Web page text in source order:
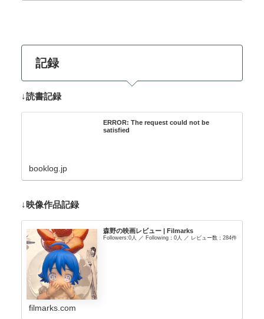
記録
↓読書記録
ERROR: The request could not be
satisfied
booklog.jp
↓映像作品記録
森野の映画レビュー | Filmarks
Followers:0人 ／ Following：0人 ／ レビュー数：284件
filmarks.com